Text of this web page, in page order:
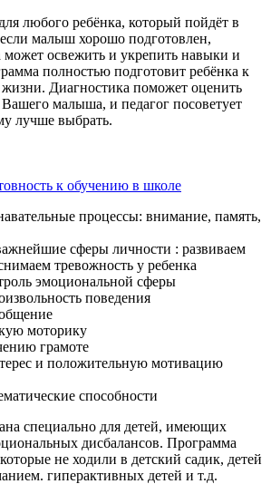
любого ребёнка, который пойдёт в
малыш хорошо подготовлен,
может освежить и укрепить навыки и
полностью подготовит ребёнка к
жизни. Диагностика поможет оценить
малыша, и педагог посоветует
лучше выбрать.
к обучению в школе
процессы: внимание, память,
сферы личности : развиваем
тревожность у ребенка
эмоциональной сферы
поведения
моторику
грамоте
и положительную мотивацию
способности
специально для детей, имеющих
дисбалансов. Программа
не ходили в детский садик, детей
гиперактивных детей и т.д.